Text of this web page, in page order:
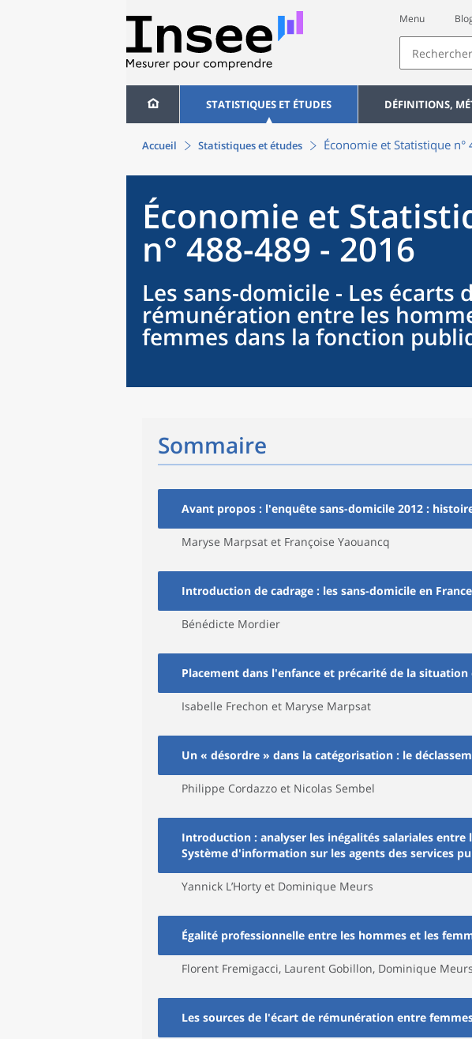
Menu
STATISTIQUES ET ÉTUDES DÉFINITIONS,
Accueil Statistiques et études Économie et Statistique
Économie et
n° 488-489 - 2016
Les sans-domicile - Les écarts
rémunération entre les
femmes dans la fonction
Sommaire
Avant propos : l'enquête sans-domicile 2012 :
Maryse Marpsat et Françoise Yaouancq
Introduction de cadrage : les sans-domicile en
Bénédicte Mordier
Placement dans l'enfance et précarité de la
Isabelle Frechon et Maryse Marpsat
Un « désordre » dans la catégorisation : le
Philippe Cordazzo et Nicolas Sembel
Introduction : analyser les inégalités salariales
Système d'information sur les agents des services
Yannick L’Horty et Dominique Meurs
Égalité professionnelle entre les hommes et les
Florent Fremigacci, Laurent Gobillon, Dominique
Les sources de l'écart de rémunération entre